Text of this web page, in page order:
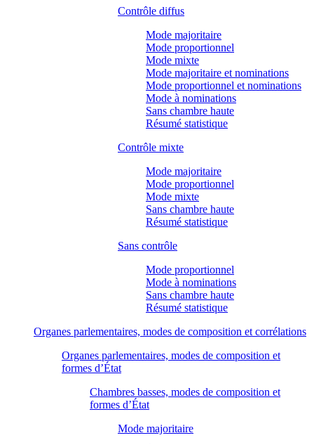
Contrôle diffus
Mode majoritaire
Mode proportionnel
Mode mixte
Mode majoritaire et nominations
Mode proportionnel et nominations
Mode à nominations
Sans chambre haute
Résumé statistique
Contrôle mixte
Mode majoritaire
Mode proportionnel
Mode mixte
Sans chambre haute
Résumé statistique
Sans contrôle
Mode proportionnel
Mode à nominations
Sans chambre haute
Résumé statistique
Organes parlementaires, modes de composition et corrélations
Organes parlementaires, modes de composition et
formes d’État
Chambres basses, modes de composition et
formes d’État
Mode majoritaire